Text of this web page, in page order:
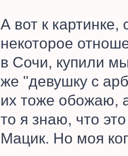
А вот к
некоторое
в Сочи, купили
же "девушку с
их тоже обожаю,
то я знаю, что
Мацик. Но моя